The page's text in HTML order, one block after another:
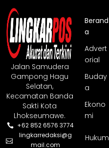
Jalan Samudera
Gampong Hagu
Selatan,
Kecamatan Banda
Sakti Kota
Lhokseumawe.
+62 852 6576 3774
lingkarredaksi@g
mail.com
Berand
a
Advert
orial
Buday
a
Ekono
mi
Hukum